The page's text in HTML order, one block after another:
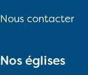
Nous contacter
Nos églises